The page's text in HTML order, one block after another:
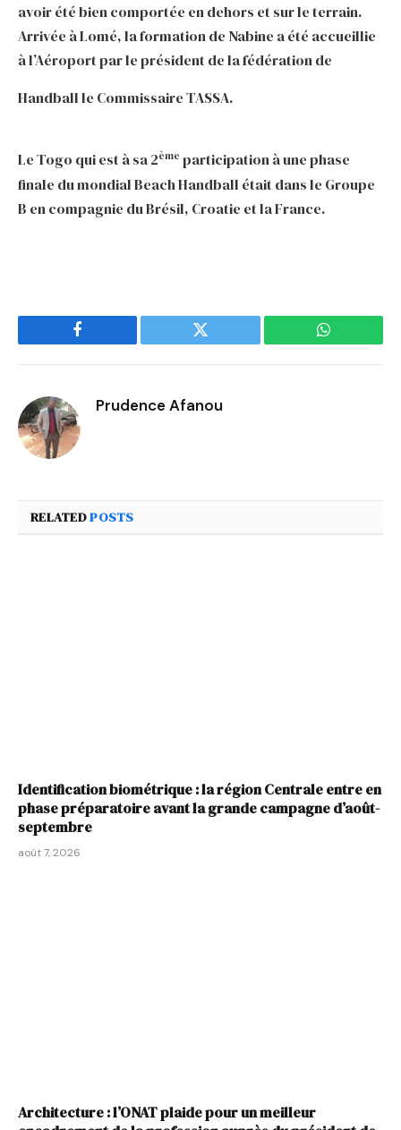
avoir été bien comportée en dehors et sur le terrain.
Arrivée à Lomé, la formation de Nabine a été accueillie
à l’Aéroport par le président de la fédération de
Handball le Commissaire TASSA.
Le Togo qui est à sa 2ème participation à une phase
finale du mondial Beach Handball était dans le Groupe
B en compagnie du Brésil, Croatie et la France.
Facebook Twitter WhatsApp
Prudence Afanou
RELATEDPOSTS
Identification biométrique : la région Centrale entre en
phase préparatoire avant la grande campagne d’août-
septembre
août 7, 2026
Architecture : l’ONAT plaide pour un meilleur